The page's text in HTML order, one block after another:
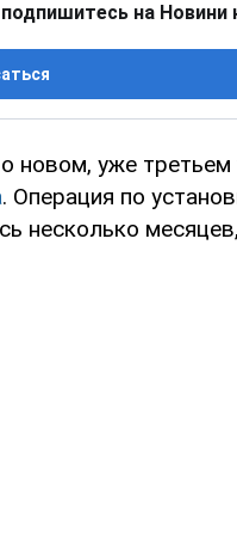
на Новини
новом, уже
. Операция по
несколько